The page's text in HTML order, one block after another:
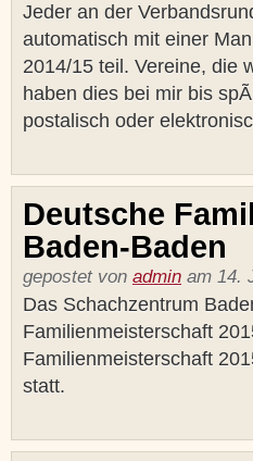
Jeder an der
automatisch mit einer
2014/15 teil. Vereine, die
haben dies bei mir bis
postalisch oder
Deutsche
Baden-Baden
gepostet von admin am 14.
Das Schachzentrum
Familienmeisterschaft
Familienmeisterschaft
statt.